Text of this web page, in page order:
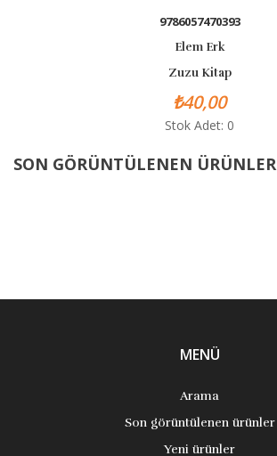
9786057470393
Elem Erk
Zuzu Kitap
₺40,00
Stok Adet: 0
SON GÖRÜNTÜLENEN ÜRÜNLER
MENÜ
Arama
Son görüntülenen ürünler
Yeni ürünler